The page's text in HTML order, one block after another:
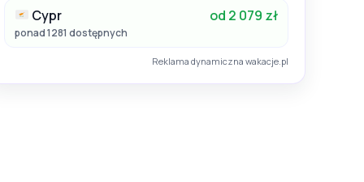
Cypr od 2 079 zł
ponad 1281 dostępnych
Reklama dynamiczna wakacje.pl